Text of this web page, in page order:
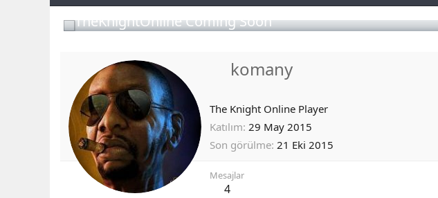
TheKnightOnline Coming Soon
komany
The Knight Online Player
Katılım 29 May 2015
Son görülme 21 Eki 2015
Mesajlar
4